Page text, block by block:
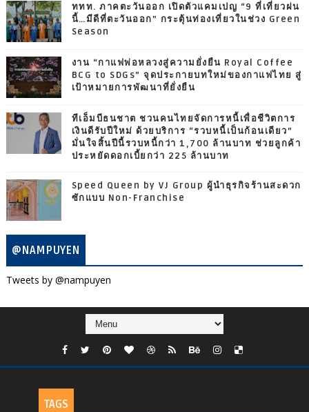
ททท. ภาคตะวันออก เปิดตัวแคมเปญ “9 ที่เที่ยวฝน
นี้…มีดีที่ตะวันออก” กระตุ้นท่องเที่ยวในช่วง Green
Season
งาน “กาแฟพ่อหลวงสู่ความยั่งยืน Royal Coffee
BCG to SDGs” จุดประกายบทใหม่ของกาแฟไทย สู่
เป้าหมายการพัฒนาที่ยั่งยืน
ทีเอ็มบีธนชาต ชวนคนไทยจัดการหนี้เพื่อชีวิตการ
เงินดีรับปีใหม่ ด้วยบริการ “รวบหนี้เป็นก้อนเดียว”
มั่นใจสิ้นปีนี้รวบหนี้กว่า 1,700 ล้านบาท ช่วยลูกค้า
ประหยัดดอกเบี้ยกว่า 225 ล้านบาท
Speed Queen by VJ Group ผู้นำธุรกิจร้านสะดวก
ซักแบบ Non-Franchise
@NAMPUYEN
Tweets by @nampuyen
TAGS